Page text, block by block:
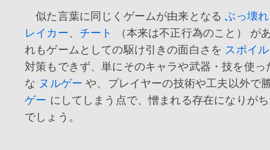
似た言葉に同じくゲームが由来となるぶっ壊れ
レイカー、 チート
（本来は不正行為のこと）
れもゲームとしての駆け引きの面白さを スポイル
対策もできず、単にそのキャラや武器・技を使っ
な ヌルゲー や、プレイヤーの技術や工夫以外で
ゲー にしてしまう点で、憎まれる存在になりが
でしょう。